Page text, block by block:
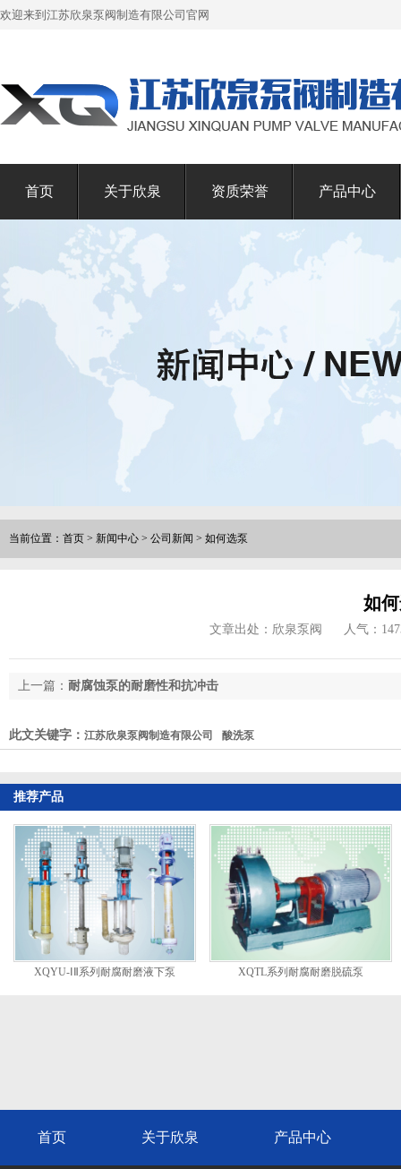
欢迎来到江苏欣泉泵阀制造有限公司官网
首页 关于欣泉 资质荣誉 产品中心
当前位置： 首页 > 新闻中心 > 公司新闻 > 如何选泵
如
文章出处：欣泉泵阀 人气：
上一篇： 耐腐蚀泵的耐磨性和抗冲击
此文关键字： 江苏欣泉泵阀制造有限公司 酸洗泵
推荐产品
XQYU-ⅠⅡ系列耐腐耐磨液下泵 XQTL系列耐腐耐磨脱硫泵
首页 关于欣泉 产品中心